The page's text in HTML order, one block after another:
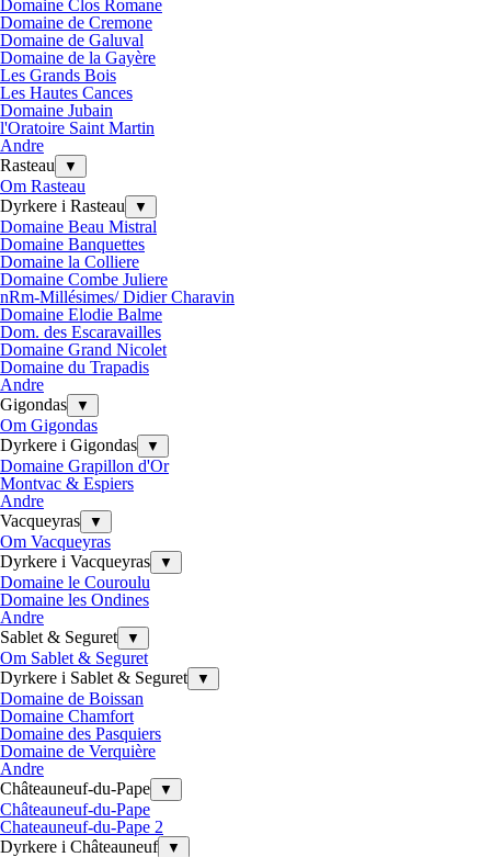
Domaine Clos Romane
Domaine de Cremone
Domaine de Galuval
Domaine de la Gayère
Les Grands Bois
Les Hautes Cances
Domaine Jubain
l'Oratoire Saint Martin
Andre
Rasteau
▼
Om Rasteau
Dyrkere i Rasteau
▼
Domaine Beau Mistral
Domaine Banquettes
Domaine la Colliere
Domaine Combe Juliere
nRm-Millésimes/ Didier Charavin
Domaine Elodie Balme
Dom. des Escaravailles
Domaine Grand Nicolet
Domaine du Trapadis
Andre
Gigondas
▼
Om Gigondas
Dyrkere i Gigondas
▼
Domaine Grapillon d'Or
Montvac & Espiers
Andre
Vacqueyras
▼
Om Vacqueyras
Dyrkere i Vacqueyras
▼
Domaine le Couroulu
Domaine les Ondines
Andre
Sablet & Seguret
▼
Om Sablet & Seguret
Dyrkere i Sablet & Seguret
▼
Domaine de Boissan
Domaine Chamfort
Domaine des Pasquiers
Domaine de Verquière
Andre
Châteauneuf-du-Pape
▼
Châteauneuf-du-Pape
Chateauneuf-du-Pape 2
Dyrkere i Châteauneuf
▼